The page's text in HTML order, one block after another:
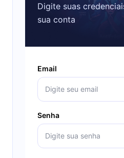
Digite suas
sua conta
Email
Senha